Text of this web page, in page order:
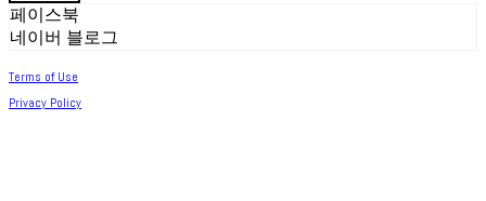
페이스북
네이버 블로그
Terms of Use
Privacy Policy